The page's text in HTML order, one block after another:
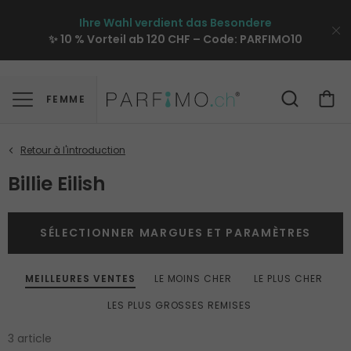
Ihre Wahl verdient das Besondere
✨ 10 % Vorteil ab 120 CHF – Code: PARFIMO10
FEMME
Billie Eilish
MEILLEURES VENTES LE MOINS CHER
LE PLUS CHER
LES PLUS GROSSES REMISES
3 article
SÉLECTIONNER MARGUES ET PARAMÈTRES